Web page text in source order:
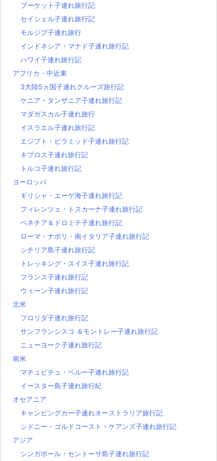
プーケット子連れ旅行記
セイシェル子連れ旅行記
モルジブ子連れ旅行
インドネシア・マナド子連れ旅行記
ハワイ子連れ旅行記
アフリカ・中近東
3大陸5ヵ国子連れクルーズ旅行記
ケニア・タンザニア子連れ旅行記
マダガスカル子連れ旅行
イスラエル子連れ旅行記
エジプト・ピラミッド子連れ旅行記
キプロス子連れ旅行記
トルコ子連れ旅行記
ヨーロッパ
ギリシャ・エーゲ海子連れ旅行記
フィレンツェ・トスカーナ子連れ旅行記
ベネチア＆ドロミテ子連れ旅行記
ローマ・ナポリ・南イタリア子連れ旅行記
シチリア島子連れ旅行記
トレッキング・スイス子連れ旅行記
フランス子連れ旅行記
ウィーン子連れ旅行記
北米
フロリダ子連れ旅行記
サンフランシスコ ＆モントレー子連れ旅行記
ニューヨーク子連れ旅行記
南米
マチュピチュ・ペルー子連れ旅行記
イースター島子連れ旅行紀
オセアニア
キャンピングカー子連れオーストラリア旅行記
シドニー・ゴルドコースト・ケアンズ子連れ旅行記
アジア
シンガポール・セントーサ島子連れ旅行記